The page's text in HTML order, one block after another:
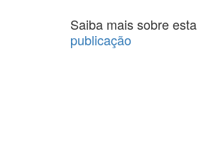
Saiba mais sobre esta
publicação